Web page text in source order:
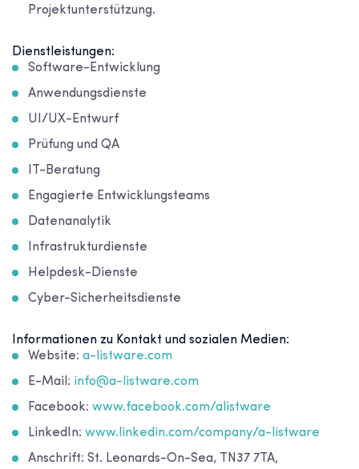
Projektunterstützung.
Dienstleistungen:
Software-Entwicklung
Anwendungsdienste
UI/UX-Entwurf
Prüfung und QA
IT-Beratung
Engagierte Entwicklungsteams
Datenanalytik
Infrastrukturdienste
Helpdesk-Dienste
Cyber-Sicherheitsdienste
Informationen zu Kontakt und sozialen Medien:
Website: a-listware.com
E-Mail: info@a-listware.com
Facebook: www.facebook.com/alistware
LinkedIn: www.linkedin.com/company/a-listware
Anschrift: St. Leonards-On-Sea, TN37 7TA,